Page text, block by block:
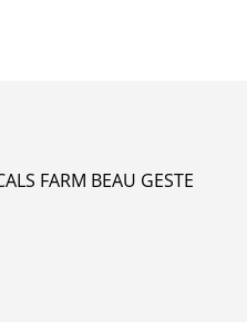
FARM BEAU GESTE